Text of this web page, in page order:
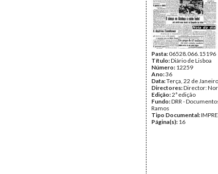
Pasta:06528.066.15196
Título:Diário de Lisboa
Número: 12259
Ano:36
Data:Terça, 22 de
Directores:Director:
Edição:2ª edição
Fundo:DRR -
Ramos
Tipo Documental:
Página(s): 16